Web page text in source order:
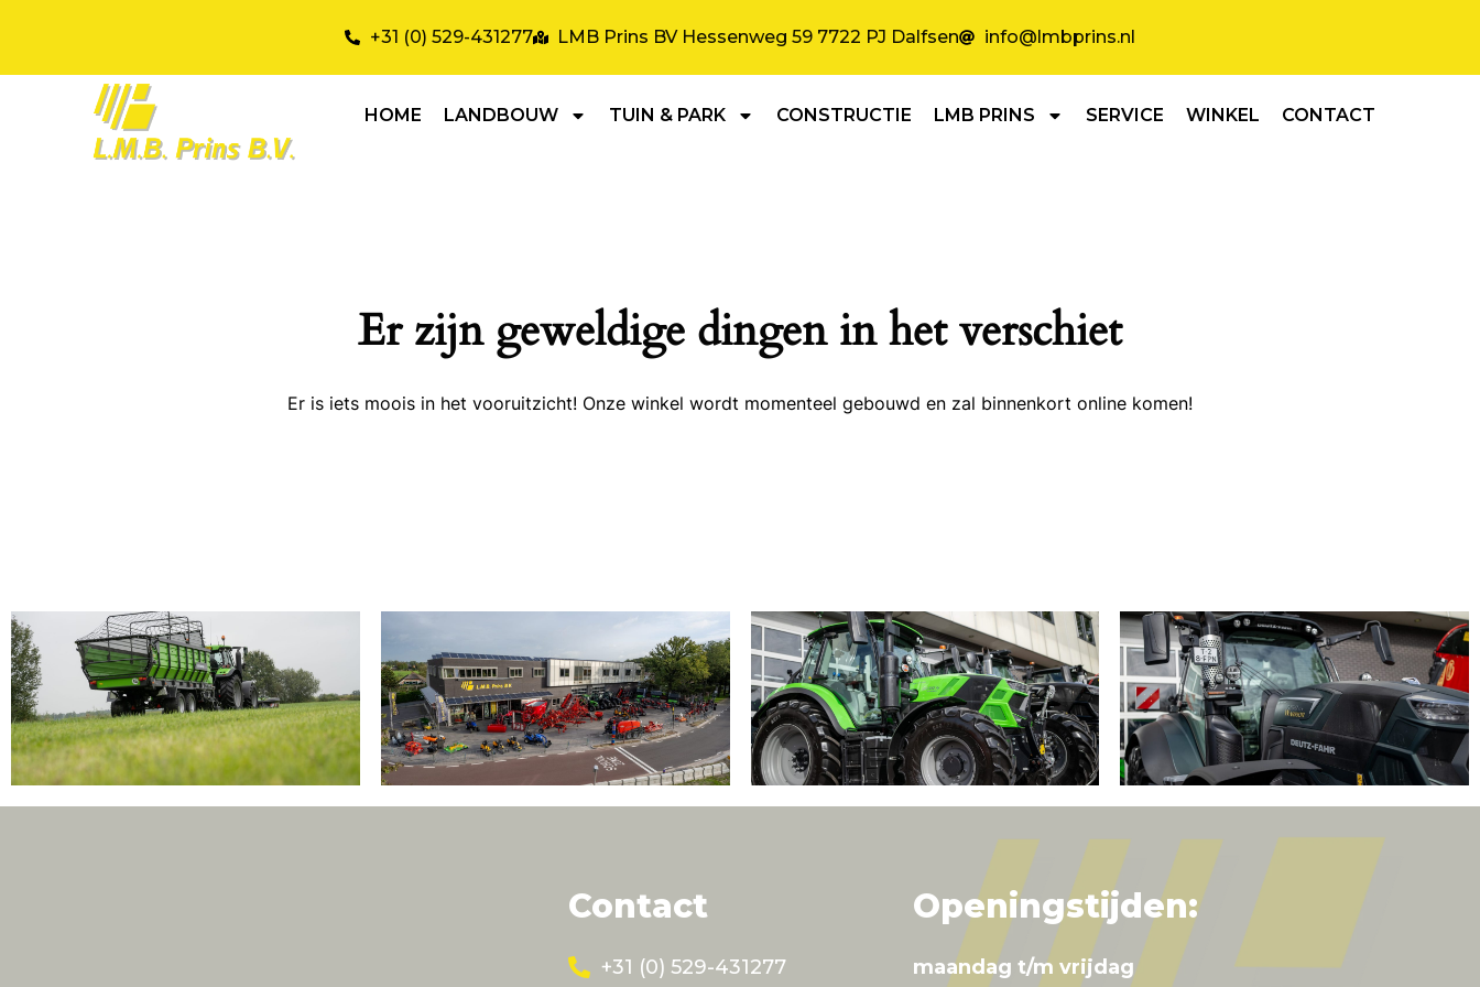
+31 (0) 529-431277 LMB Prins BV Hessenweg 59 7722 PJ Dalfsen info@lmbprins.nl
HOME LANDBOUW TUIN & PARK CONSTRUCTIE LMB PRINS SERVICE WINKEL CONTACT
Er zijn geweldige dingen in het verschiet
Er is iets moois in het vooruitzicht! Onze winkel wordt momenteel gebouwd en zal binnenkort online komen!
Contact
+31 (0) 529-431277
Openingstijden:
maandag t/m vrijdag